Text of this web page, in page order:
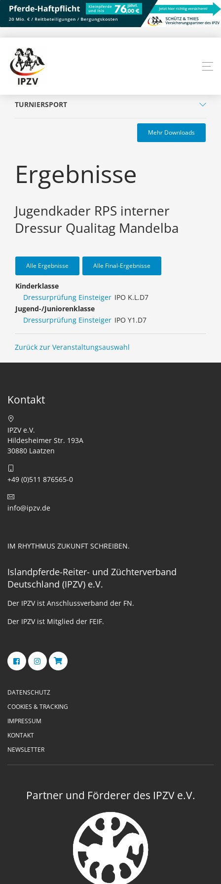
TURNIERSPORT
Mehr Downloads
Ergebnisse
Jugendkader RPS interner
Dressur Qualitag Mandelba
Alle Ergebnisse Alle Final-Ergebnisse
Kinderklasse
Dressurprüfung Einsteiger IPO K.L.D7
Jugend-/Juniorenklasse
Dressurprüfung Einsteiger IPO Y1.D7
Zurück zur Veranstaltungsauswahl
Kontakt
IPZV e.V.
Hildesheimer Str. 193A
30880 Laatzen
+49 (0)511 876565-0
info@ipzv.de
IM RHYTHMUS ZUKUNFT SCHREIBEN.
Islandpferde-Reiter- und Züchterverband
Deutschland (IPZV) e.V.
Der IPZV ist Anschlussverband der FN.
Der IPZV ist Mitglied der FEIF.
DATENSCHUTZ
COOKIES & TRACKING
IMPRESSUM
KONTAKT
NEWSLETTER
Partner und Förderer des IPZV e.V.